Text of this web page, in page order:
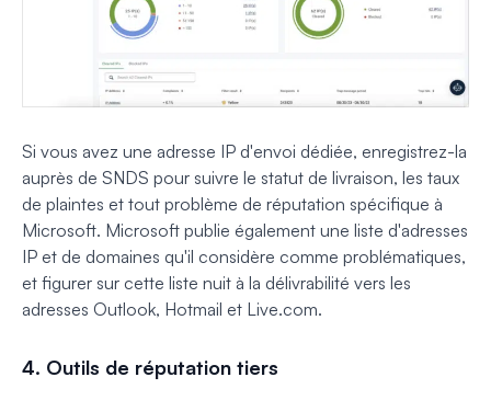
Si vous avez une adresse IP d'envoi dédiée, enregistrez-la
auprès de SNDS pour suivre le statut de livraison, les taux
de plaintes et tout problème de réputation spécifique à
Microsoft. Microsoft publie également une liste d'adresses
IP et de domaines qu'il considère comme problématiques,
et figurer sur cette liste nuit à la délivrabilité vers les
adresses Outlook, Hotmail et Live.com.
4. Outils de réputation tiers